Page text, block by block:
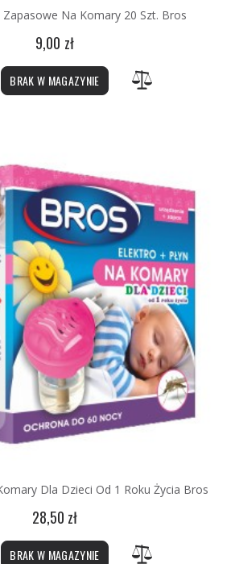
Zapasowe Na Komary 20 Szt. Bros
9,00 zł
BRAK W MAGAZYNIE
Dla Dzieci Od 1 Roku Życia Bros
28,50 zł
BRAK W MAGAZYNIE